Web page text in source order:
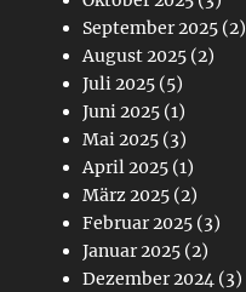
September 2025 (2)
August 2025 (2)
Juli 2025 (5)
Juni 2025 (1)
Mai 2025 (3)
April 2025 (1)
März 2025 (2)
Februar 2025 (3)
Januar 2025 (2)
Dezember 2024 (3)